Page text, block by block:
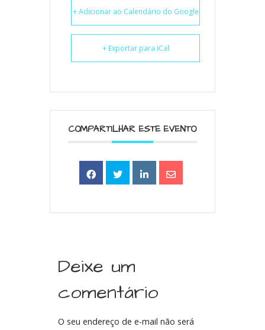
+ Adicionar ao Calendário do Google
+ Exportar para iCal
COMPARTILHAR ESTE EVENTO
Deixe um
comentário
O seu endereço de e-mail não será